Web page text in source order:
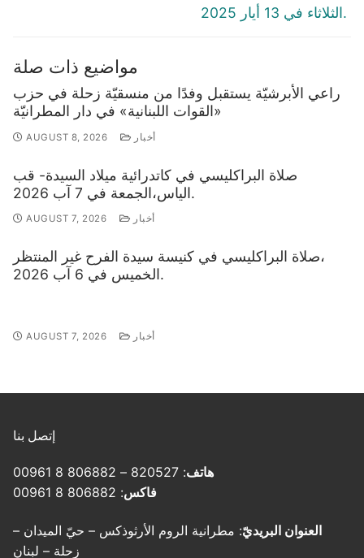
الثلاثاء في 13 أيار 2025.
مواضيع ذات صلة
راعي الأبرشيّة يستقبل وفدًا من منسقيّة زحلة في حزب
«القوات اللبنانية» في دار المطرانيّة
AUGUST 8, 2026 أخبار
صلاة البراكليسي في كاتدرائية ميلاد السيدة- قب
الياس،الجمعة في 7 آب 2026.
AUGUST 7, 2026 أخبار
صلاة البراكليسي في كنيسة سيدة الفرح غير المنتظر،
الخميس في 6 آب 2026.
AUGUST 7, 2026 أخبار
إتصل بنا
هاتف: 820527 – 806882 8 00961
فاكس: 806882 8 00961
العنوان البريديّ: مطرانية الروم الأرثوذكس – حيّ الميدان –
زحلة – لبنان